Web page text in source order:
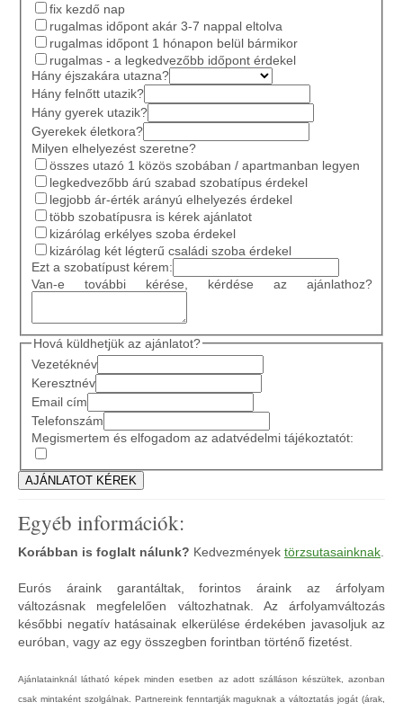
fix kezdő nap
rugalmas időpont akár 3-7 nappal eltolva
rugalmas időpont 1 hónapon belül bármikor
rugalmas - a legkedvezőbb időpont érdekel
Hány éjszakára utazna?
Hány felnőtt utazik?
Hány gyerek utazik?
Gyerekek életkora?
Milyen elhelyezést szeretne?
összes utazó 1 közös szobában / apartmanban legyen
legkedvezőbb árú szabad szobatípus érdekel
legjobb ár-érték arányú elhelyezés érdekel
több szobatípusra is kérek ajánlatot
kizárólag erkélyes szoba érdekel
kizárólag két légterű családi szoba érdekel
Ezt a szobatípust kérem:
Van-e további kérése, kérdése az ajánlathoz?
Hová küldhetjük az ajánlatot?
Vezetéknév
Keresztnév
Email cím
Telefonszám
Megismertem és elfogadom az adatvédelmi tájékoztatót:
Egyéb információk:
Korábban is foglalt nálunk? Kedvezmények törzsutasainknak.
Eurós áraink garantáltak, forintos áraink az árfolyam
változásnak megfelelően változhatnak. Az árfolyamváltozás
későbbi negatív hatásainak elkerülése érdekében javasoljuk az
euróban, vagy az egy összegben forintban történő fizetést.
Ajánlatainknál látható képek minden esetben az adott szálláson készültek, azonban
csak mintaként szolgálnak. Partnereink fenntartják maguknak a változtatás jogát (árak,